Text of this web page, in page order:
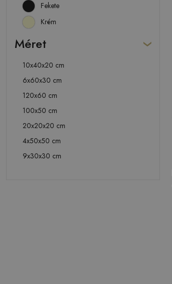
Fekete
Krém
Méret
10x40x20 cm
6x60x30 cm
120x60 cm
100x50 cm
20x20x20 cm
4x50x50 cm
9x30x30 cm